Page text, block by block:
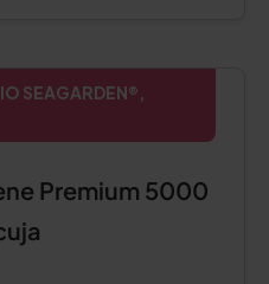
SEAGARDEN®,
Premium 5000